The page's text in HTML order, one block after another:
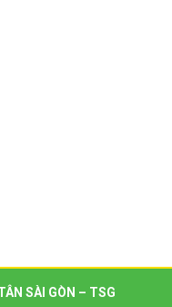
SÀI GÒN – TSG